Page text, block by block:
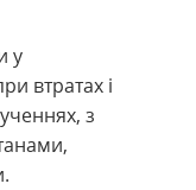
у
втратах і
з